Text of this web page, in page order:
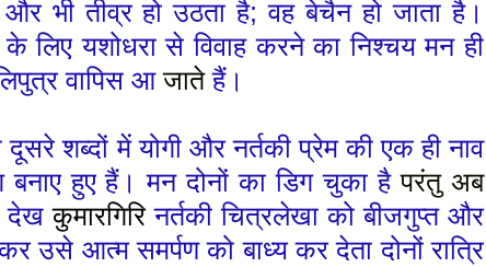
भी तीव्र हो उठता है;वह बेचैन हो जाता है।
लिए यशोधरा से विवाह करने का निश्चय मन ही
वापिस आजातेहैं।
शब्दों में योगी और नर्तकी प्रेम की एक ही नाव
हुए हैं। मन दोनों काडिगचुका हैपरंतु अब
देखकुमारगिरिनर्तकी चित्रलेखा कोबीजगुप्तऔर
उसे आत्म समर्पण को बाध्य कर देता दोनों रात्रि